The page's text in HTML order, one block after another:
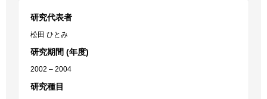
研究代表者
松田 ひとみ
研究期間 (年度)
2002 – 2004
研究種目